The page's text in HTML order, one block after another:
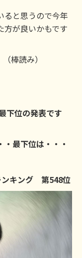
ると思うので今年
方が良いかもです
棒読み）
下位の発表です
最下位は・・・
キング 第548位